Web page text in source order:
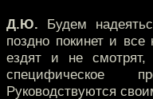
Д.Ю. Будем
поздно покинет и
ездят и не
специфическое
Руководствуются